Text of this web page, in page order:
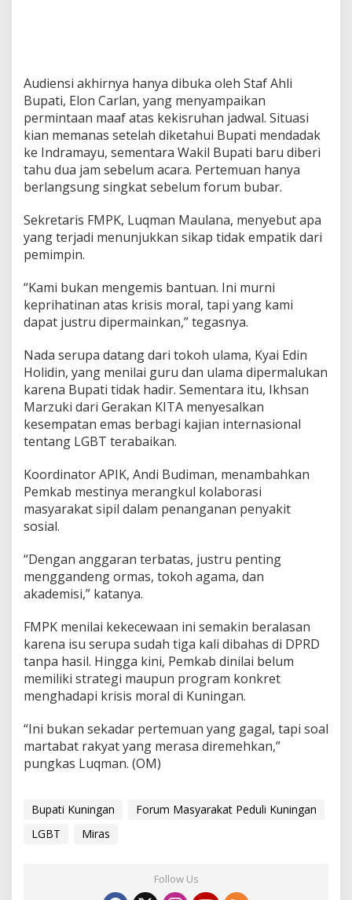
Audiensi akhirnya hanya dibuka oleh Staf Ahli
Bupati, Elon Carlan, yang menyampaikan
permintaan maaf atas kekisruhan jadwal. Situasi
kian memanas setelah diketahui Bupati mendadak
ke Indramayu, sementara Wakil Bupati baru diberi
tahu dua jam sebelum acara. Pertemuan hanya
berlangsung singkat sebelum forum bubar.
Sekretaris FMPK, Luqman Maulana, menyebut apa
yang terjadi menunjukkan sikap tidak empatik dari
pemimpin.
“Kami bukan mengemis bantuan. Ini murni
keprihatinan atas krisis moral, tapi yang kami
dapat justru dipermainkan,” tegasnya.
Nada serupa datang dari tokoh ulama, Kyai Edin
Holidin, yang menilai guru dan ulama dipermalukan
karena Bupati tidak hadir. Sementara itu, Ikhsan
Marzuki dari Gerakan KITA menyesalkan
kesempatan emas berbagi kajian internasional
tentang LGBT terabaikan.
Koordinator APIK, Andi Budiman, menambahkan
Pemkab mestinya merangkul kolaborasi
masyarakat sipil dalam penanganan penyakit
sosial.
“Dengan anggaran terbatas, justru penting
menggandeng ormas, tokoh agama, dan
akademisi,” katanya.
FMPK menilai kekecewaan ini semakin beralasan
karena isu serupa sudah tiga kali dibahas di DPRD
tanpa hasil. Hingga kini, Pemkab dinilai belum
memiliki strategi maupun program konkret
menghadapi krisis moral di Kuningan.
“Ini bukan sekadar pertemuan yang gagal, tapi soal
martabat rakyat yang merasa diremehkan,”
pungkas Luqman. (OM)
Bupati Kuningan
Forum Masyarakat Peduli Kuningan
LGBT
Miras
Follow Us